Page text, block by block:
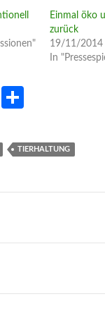
Einmal öko
zurück
19/11/2014
In
C
ar
TIERHALTUNG